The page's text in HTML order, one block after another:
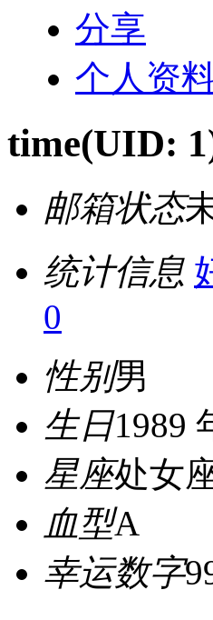
分享
个人资
time(UID:
邮箱状态
统计信息
0
性别男
生日1989
星座处女
血型A
幸运数字